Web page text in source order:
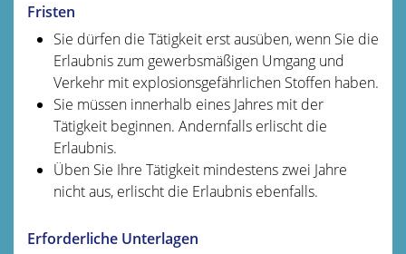
Fristen
Sie dürfen die Tätigkeit erst ausüben, wenn Sie die
Erlaubnis zum gewerbsmäßigen Umgang und
Verkehr mit explosionsgefährlichen Stoffen haben.
Sie müssen innerhalb eines Jahres mit der
Tätigkeit beginnen. Andernfalls erlischt die
Erlaubnis.
Üben Sie Ihre Tätigkeit mindestens zwei Jahre
nicht aus, erlischt die Erlaubnis ebenfalls.
Erforderliche Unterlagen